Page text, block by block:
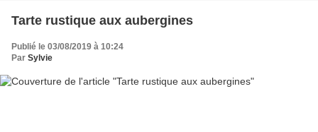
Tarte rustique aux aubergines
Publié le 03/08/2019 à 10:24
Par Sylvie